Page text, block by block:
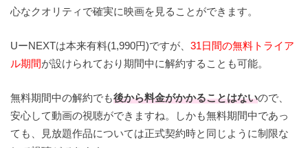
心なクオリティで確実に映画を見ることができます。
UーNEXTは本来有料(1,990円)ですが、 31日間の無料トライア
ル期間が設けられており期間中に解約することも可能。
無料期間中の解約でも後から料金がかかることはないので、
安心して動画の視聴ができますね。しかも無料期間中であっ
ても、見放題作品については正式契約時と同じように制限な